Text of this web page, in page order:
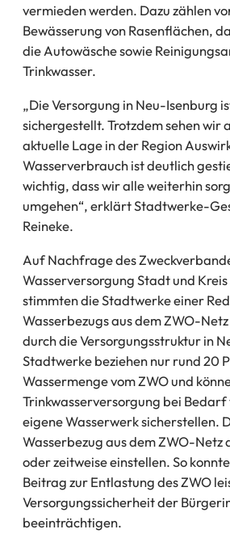
vermieden werden. Dazu zählen
Bewässerung von Rasenflächen,
die Autowäsche sowie
Trinkwasser.
„Die Versorgung in Neu-Isenburg
sichergestellt. Trotzdem sehen wir
aktuelle Lage in der Region
Wasserverbrauch ist deutlich
wichtig, dass wir alle weiterhin
umgehen“, erklärt Stadtwerke-
Reineke.
Auf Nachfrage des
Wasserversorgung Stadt und
stimmten die Stadtwerke einer
Wasserbezugs aus dem ZWO-
durch die Versorgungsstruktur in
Stadtwerke beziehen nur rund 20
Wassermenge vom ZWO und
Trinkwasserversorgung bei
eigene Wasserwerk sicherstellen.
Wasserbezug aus dem ZWO-Netz
oder zeitweise einstellen. So
Beitrag zur Entlastung des ZWO
Versorgungssicherheit der
beeinträchtigen.